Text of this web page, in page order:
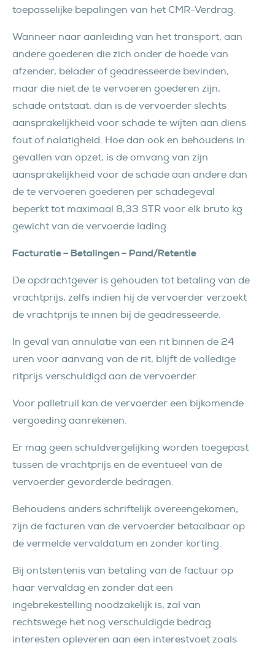
toepasselijke bepalingen van het CMR-Verdrag.
Wanneer naar aanleiding van het transport, aan
andere goederen die zich onder de hoede van
afzender, belader of geadresseerde bevinden,
maar die niet de te vervoeren goederen zijn,
schade ontstaat, dan is de vervoerder slechts
aansprakelijkheid voor schade te wijten aan diens
fout of nalatigheid. Hoe dan ook en behoudens in
gevallen van opzet, is de omvang van zijn
aansprakelijkheid voor de schade aan andere dan
de te vervoeren goederen per schadegeval
beperkt tot maximaal 8,33 STR voor elk bruto kg
gewicht van de vervoerde lading.
Facturatie – Betalingen – Pand/Retentie
De opdrachtgever is gehouden tot betaling van de
vrachtprijs, zelfs indien hij de vervoerder verzoekt
de vrachtprijs te innen bij de geadresseerde.
In geval van annulatie van een rit binnen de 24
uren voor aanvang van de rit, blijft de volledige
ritprijs verschuldigd aan de vervoerder.
Voor palletruil kan de vervoerder een bijkomende
vergoeding aanrekenen.
Er mag geen schuldvergelijking worden toegepast
tussen de vrachtprijs en de eventueel van de
vervoerder gevorderde bedragen.
Behoudens anders schriftelijk overeengekomen,
zijn de facturen van de vervoerder betaalbaar op
de vermelde vervaldatum en zonder korting.
Bij ontstentenis van betaling van de factuur op
haar vervaldag en zonder dat een
ingebrekestelling noodzakelijk is, zal van
rechtswege het nog verschuldigde bedrag
interesten opleveren aan een interestvoet zoals